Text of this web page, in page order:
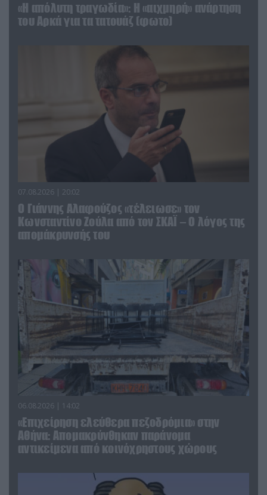
«Η απόλυτη τραγωδία»: Η «αιχμηρή» ανάρτηση
του Αρκά για τα τατουάζ (φωτο)
07.08.2026 | 20:02
Ο Γιάννης Αλαφούζος «τέλειωσε» τον
Κωνσταντίνο Ζούλα από τον ΣΚΑΪ – Ο λόγος της
απομάκρυνσής του
06.08.2026 | 14:02
«Επιχείρηση ελεύθερα πεζοδρόμια» στην
Αθήνα: Απομακρύνθηκαν παράνομα
αντικείμενα από κοινόχρηστους χώρους